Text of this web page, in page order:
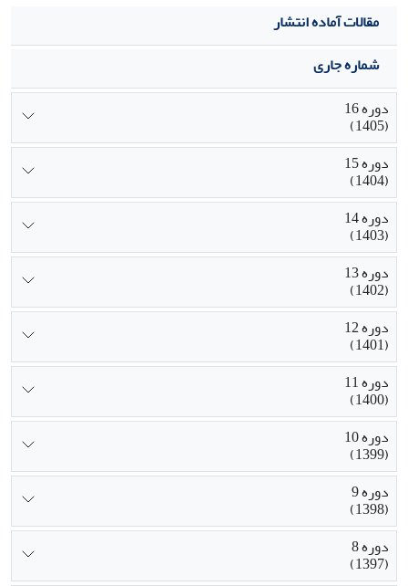
مقالات آماده انتشار
شماره جاری
دوره 16
(1405)
دوره 15
(1404)
دوره 14
(1403)
دوره 13
(1402)
دوره 12
(1401)
دوره 11
(1400)
دوره 10
(1399)
دوره 9
(1398)
دوره 8
(1397)